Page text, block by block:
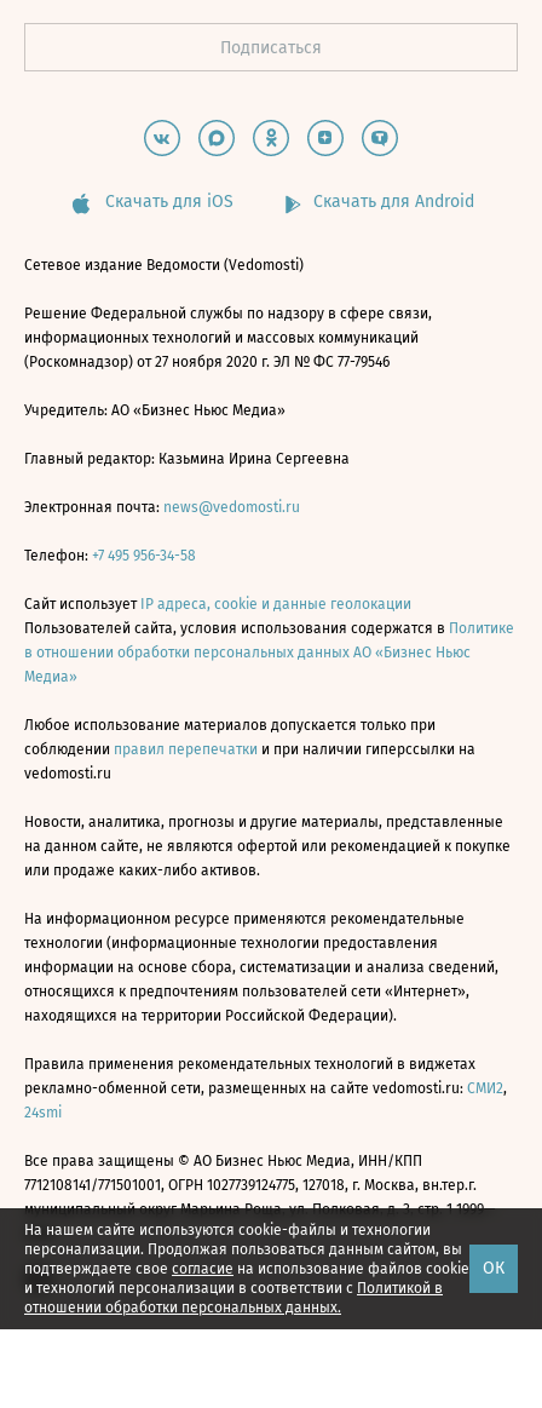
На нашем сайте используются cookie-файлы и технологии
персонализации. Продолжая пользоваться данным сайтом, вы
подтверждаете свое согласие на использование файлов cookie
и технологий персонализации в соответствии с Политикой в
отношении обработки персональных данных.
ОК
Скачать для iOS Скачать для Android
Сетевое издание Ведомости (Vedomosti)
Решение Федеральной службы по надзору в сфере связи,
информационных технологий и массовых коммуникаций
(Роскомнадзор) от 27 ноября 2020 г. ЭЛ № ФС 77-79546
Учредитель: АО «Бизнес Ньюс Медиа»
Главный редактор: Казьмина Ирина Сергеевна
Электронная почта: news@vedomosti.ru
Телефон: +7 495 956-34-58
Сайт использует IP адреса, cookie и данные геолокации
Пользователей сайта, условия использования содержатся в Политике
в отношении обработки персональных данных АО «Бизнес Ньюс
Медиа»
Любое использование материалов допускается только при
соблюдении правил перепечатки и при наличии гиперссылки на
vedomosti.ru
Новости, аналитика, прогнозы и другие материалы, представленные
на данном сайте, не являются офертой или рекомендацией к покупке
или продаже каких-либо активов.
На информационном ресурсе применяются рекомендательные
технологии (информационные технологии предоставления
информации на основе сбора, систематизации и анализа сведений,
относящихся к предпочтениям пользователей сети «Интернет»,
находящихся на территории Российской Федерации).
Правила применения рекомендательных технологий в виджетах
рекламно-обменной сети, размещенных на сайте vedomosti.ru: СМИ2,
24smi
Все права защищены © АО Бизнес Ньюс Медиа, ИНН/КПП
7712108141/771501001, ОГРН 1027739124775, 127018, г. Москва, вн.тер.г.
муниципальный округ Марьина Роща, ул. Полковая, д. 3, стр. 1 1999—
2026